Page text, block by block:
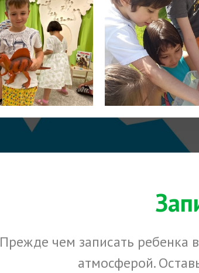
Прежде чем записать ребенка
атмосферой.